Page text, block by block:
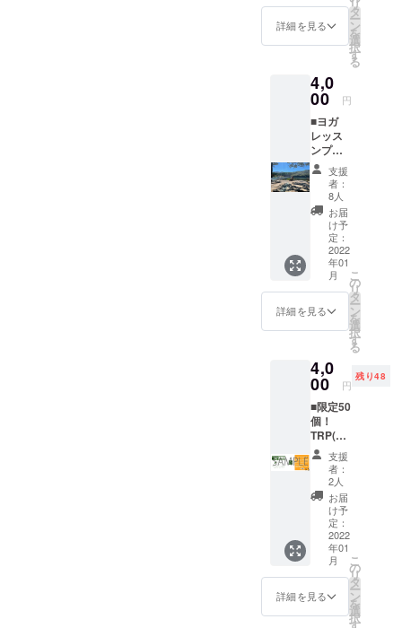
以下の3
種類を
正方形
ロゴス
テッ
カー：
50mm×
50mm
長方形
ロゴス
テッ
カー
①：
25mm×
50mm
長方形
ロゴス
テッ
カー
25mm×
では、
完成し
たゲス
トハウ
泊まり
で1泊し
ていた
だけま
す。な
お、お
部屋は
ドミト
リーの
お部屋
になり
ます。
※宿泊
約款に
同意い
ただく
必要が
期限：
リター
ン発送
日か
ら〜6ヶ
月後の
前日ま
で有効
★お
試し移
住に
も、オ
スス
メ！ ・
提携施
設
（Livin
詳細を見る
リ
タ
ー
ン
を
選
択
す
る
4,0
00 円
■ヨガ
レッス
ンプラ
ン ・対
面orオ
ンライ
ン ヨガ
レッス
ン (レッ
スン時
間:1時
間程度)
RYT200
取得の
ヨガイ
ンスト
ターが
行うヨ
ガレッ
スン。
その方
の体の
悩みに
合わせ
たレッ
スンプ
ランを
組みま
す♪晴れ
た日に
は大自
然の中
でライ
支援
者：
8人
お届
け予
定：
2022
年01
月
詳細を見る
こ
の
リ
タ
ー
ン
を
選
択
す
る
4,0
00 円
残り48
■限定50
個！
TRP(Th
e
Retreat
Place)
でお使
いいた
だける
特別チ
ケット
プラン
・1000
円OFF
チケッ
ト×5
支援
者：
2人
お届
け予
定：
2022
年01
月
詳細を見る
こ
の
リ
タ
ー
ン
を
選
択
す